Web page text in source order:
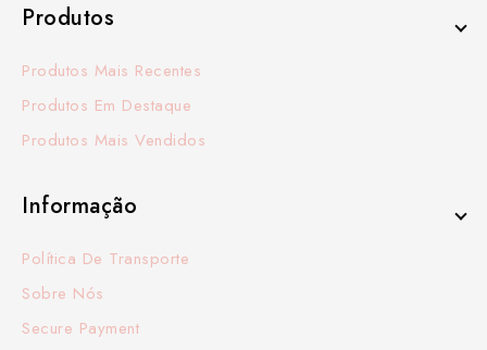
Produtos
Produtos Mais Recentes
Produtos Em Destaque
Produtos Mais Vendidos
Informação
Política De Transporte
Sobre Nós
Secure Payment